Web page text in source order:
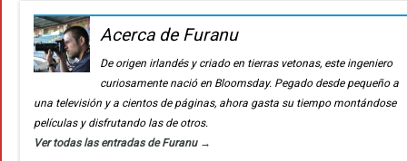
Acerca de Furanu
De origen irlandés y criado en tierras vetonas, este ingeniero
curiosamente nació en Bloomsday. Pegado desde pequeño a
una televisión y a cientos de páginas, ahora gasta su tiempo montándose
películas y disfrutando las de otros.
Ver todas las entradas de Furanu →